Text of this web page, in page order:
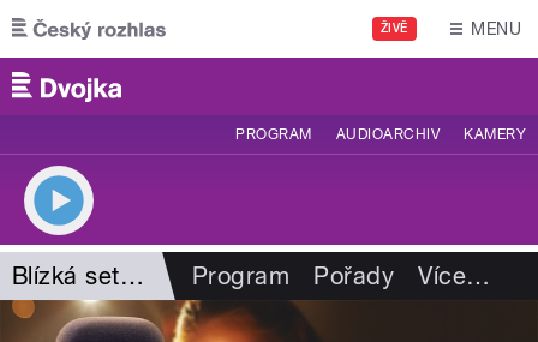
Přejít k hlavnímu obsahu
ŽIVĚ MENU
PROGRAM AUDIOARCHIV KAMERY
Blízká setkání Program Pořady Více…